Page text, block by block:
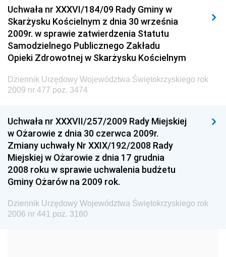
Elektronicznej
Dziennik Urzędowy Ministra Spraw Wewnętrznych i
Administracji
Dziennik Urzędowy Ministra Transportu
Dziennik Urzędowy Ministra Budownictwa
Dziennik Urzędowy Ministra Nauki i Szkolnictwa
Dziennik Urzędowy Głównego Urzędu Miar
Dziennik Urzędowy Ministra Rolnictwa i Rozwoju Wsi
Dziennik Urzędowy Ministra Edukacji Narodowej i
Sportu
Dziennik Urzędowy Ministra Edukacji i Nauki
Dziennik Urzędowy Ministra Edukacji Narodowej
Dziennik Urzędowy Ministra Gospodarki Morskiej
Uchwała nr XXXVI/184/09 Rady Gminy w
Skarżysku Kościelnym z dnia 30 września
2009r. w sprawie zatwierdzenia Statutu
Samodzielnego Publicznego Zakładu
Opieki Zdrowotnej w Skarżysku Kościelnym
Dziennik Urzędowy Województwa Świętokrzyskiego rok
2009 nr 477 poz. 3474
Uchwała nr XXXVII/257/2009 Rady Miejskiej
w Ożarowie z dnia 30 czerwca 2009r.
Zmiany uchwały Nr XXIX/192/2008 Rady
Miejskiej w Ożarowie z dnia 17 grudnia
2008 roku w sprawie uchwalenia budżetu
Gminy Ożarów na 2009 rok.
Dziennik Urzędowy Województwa Świętokrzyskiego rok
2006 nr 441 poz. 3160